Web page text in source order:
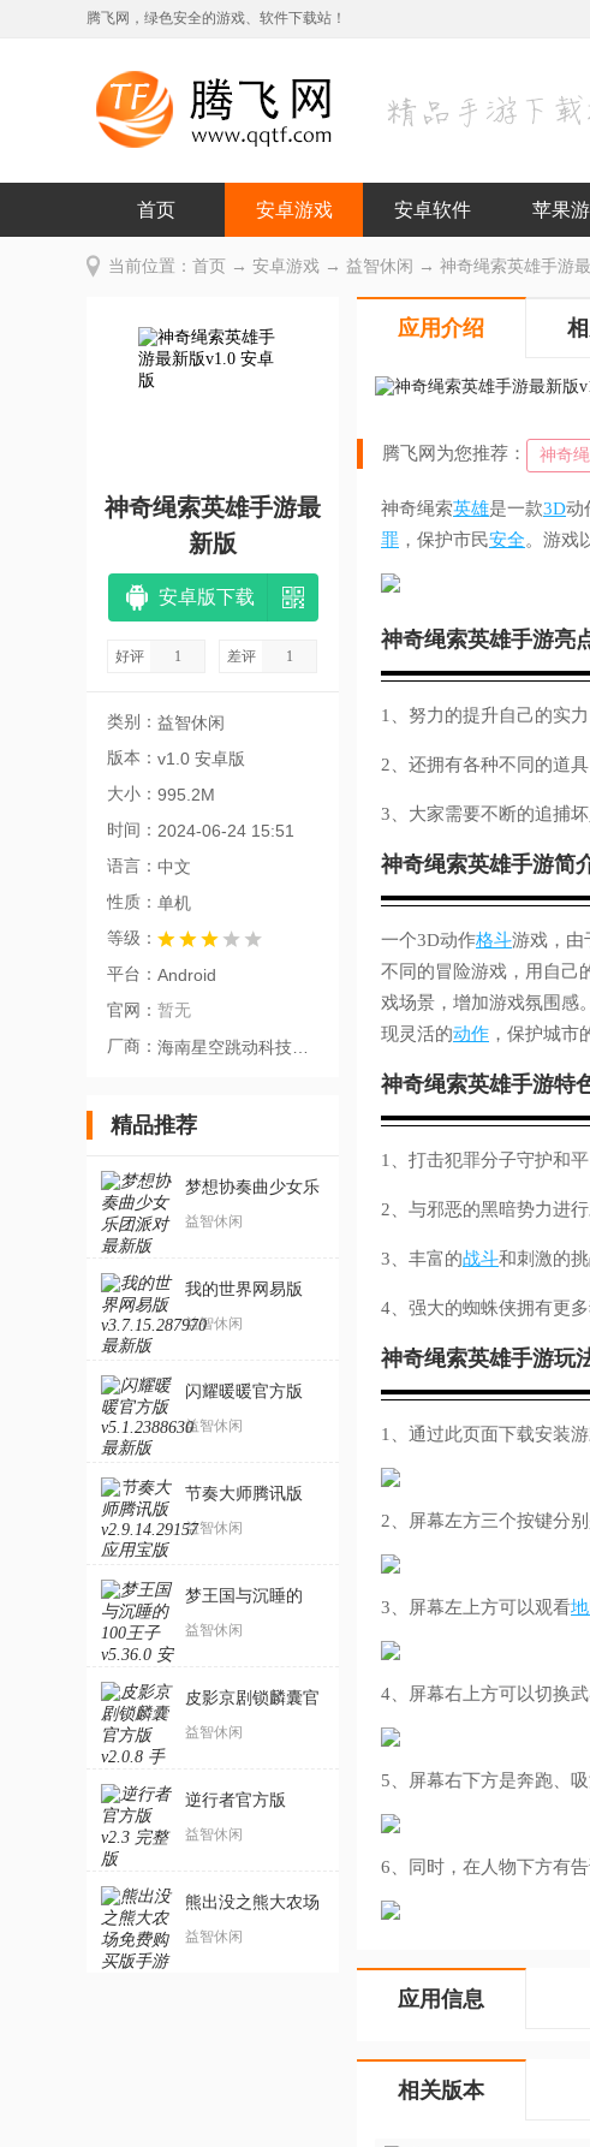
腾飞网，绿色安全的游戏、软件下载站！
首页 安卓游戏 安卓软件 苹果
当前位置： 首页 → 安卓游戏 → 益智休闲 → 神奇绳索英雄手游
神奇绳索英雄手游最
新版
安卓版下载
好评 1 差评 1
类别： 益智休闲
版本： v1.0 安卓版
大小： 995.2M
时间： 2024-06-24 15:51
语言： 中文
性质： 单机
等级：
平台： Android
官网： 暂无
厂商： 海南星空跳动科技有限公司
精品推荐
梦想协奏曲少女乐
团派对最新版
益智休闲
我的世界网易版
益智休闲
闪耀暖暖官方版
益智休闲
节奏大师腾讯版
益智休闲
梦王国与沉睡的
100王子
益智休闲
皮影京剧锁麟囊官
方版
益智休闲
逆行者官方版
益智休闲
熊出没之熊大农场
免费购买版手游
益智休闲
应用介绍
腾飞网为您推荐： 神奇
神奇绳索英雄是一款3D动
罪 ，保护市民安全。游戏
神奇绳索英雄手游亮
1、努力的提升自己的实
2、还拥有各种不同的道
3、大家需要不断的追捕
神奇绳索英雄手游简
一个3D动作格斗游戏，由
不同的冒险游戏，用自己
戏场景，增加游戏氛围感
现灵活的动作 ，保护城市
神奇绳索英雄手游特
1、打击犯罪分子守护和
2、与邪恶的黑暗势力进
3、丰富的战斗和刺激的
4、强大的蜘蛛侠拥有更
神奇绳索英雄手游玩
1、通过此页面下载安装
2、屏幕左方三个按键分别
3、屏幕左上方可以观看
4、屏幕右上方可以切换武
5、屏幕右下方是奔跑、
6、同时，在人物下方有
应用信息
相关版本